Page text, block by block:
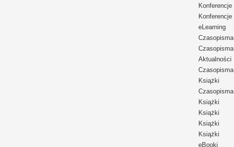
Konferencje
Konferencje
eLearning
Czasopisma
Czasopisma
Aktualności
Czasopisma
Książki
Czasopisma
Książki
Książki
Książki
Książki
eBooki